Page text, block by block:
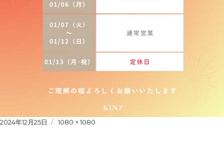
Posted
2024年12月25日
Full
1080 × 1080